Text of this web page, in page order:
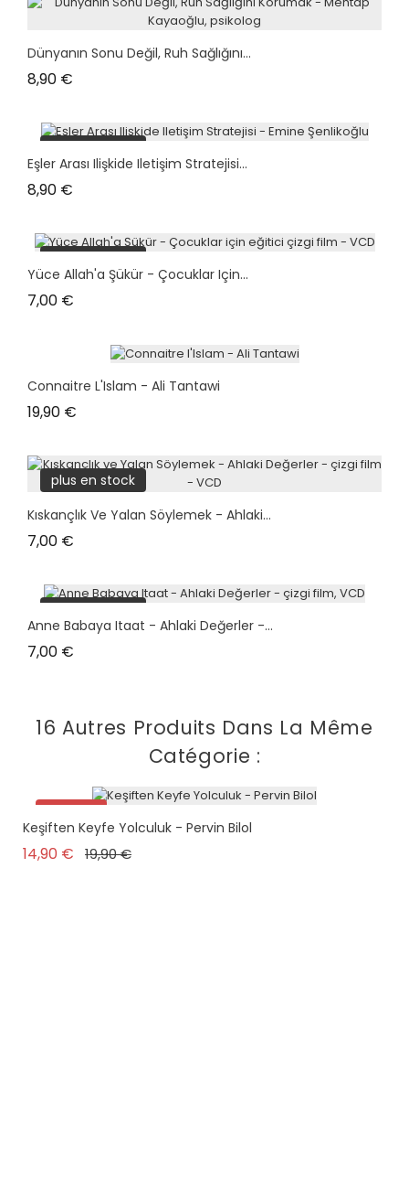
Dünyanın Sonu Değil, Ruh Sağlığını...
8,90 €
plus en stock
Eşler Arası Ilişkide Iletişim Stratejisi...
8,90 €
plus en stock
Yüce Allah'a Şükür - Çocuklar Için...
7,00 €
Connaitre L'Islam - Ali Tantawi
19,90 €
plus en stock
Kıskançlık Ve Yalan Söylemek - Ahlaki...
7,00 €
plus en stock
Anne Babaya Itaat - Ahlaki Değerler -...
7,00 €
16 Autres Produits Dans La Même
Catégorie :
Promo !
Keşiften Keyfe Yolculuk - Pervin Bilol
14,90 € Prix de base
19,90 €Prix